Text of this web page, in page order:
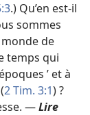
.) Qu’en est-​il
sommes
de
temps qui
’ et à
2 Tim. 3:1) ?
—Lire